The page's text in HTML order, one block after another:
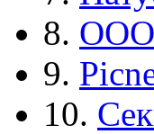
8. ООО
9.
10.